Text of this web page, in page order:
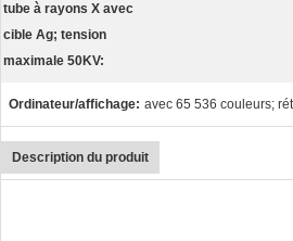
tube à rayons X avec
cible Ag; tension
maximale 50KV:
Ordinateur/affichage: avec 65 536 couleurs;
Description du produit